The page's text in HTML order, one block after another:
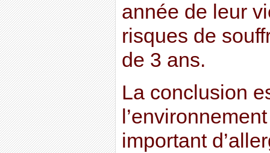
année de leur
risques de
de 3 ans.
La conclusion
important